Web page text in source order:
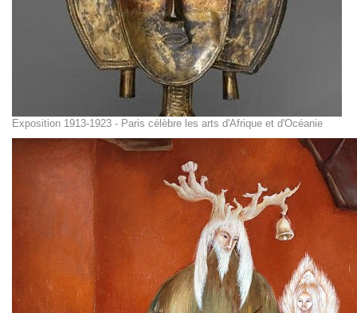
Exposition 1913-1923 - Paris célèbre les arts d'Afrique et d'Océanie